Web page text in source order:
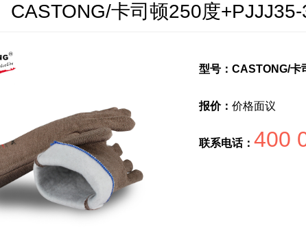
CASTONG/卡司顿250度
型号：CASTONG/卡
报价： 价格面议
联系电话： 400